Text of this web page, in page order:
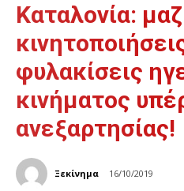
Καταλονία:
φυλακίσεις
κινήματος
ανεξαρτησίας!
Ξεκίνημα 16/10/2019